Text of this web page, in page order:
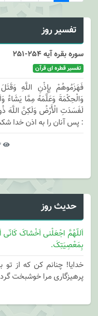
تفسیر روز
بقره آیه 254-251
قطره ای قرآن
بِإِذْنِ اللَّهِ وَقَتَلَ
وَعَلَّمَهُ مِمَّا يَشَاءُ
آنان را به اذن خدا شكست
حدیث روز
اجْعَلْنی اَخْشاکَ کَانّی
چنانم کن که از تو
مرا خوشبخت گردان،